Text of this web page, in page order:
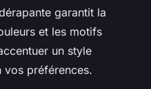
garantit la
et les motifs
un style
vos préférences.